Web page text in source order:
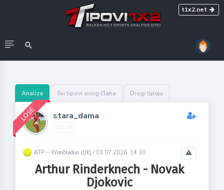
t1x2.net
Analiza Svi tipovi ovog člana Drugi tipuju
LOSE stara_dama
ATP ~ Wimbledon (UK) / 03.07.2026. 14:30
Arthur Rinderknech - Novak
Djokovic